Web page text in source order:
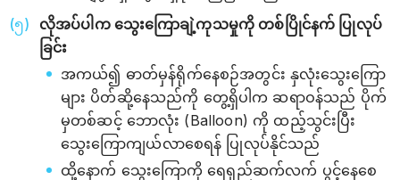
လိုအပ်ပါက သွေးကြောချဲ့ကုသမှုကို တစ်ပြိုင်နက် ပြုလုပ်
ခြင်း
အကယ်၍ ဓာတ်မှန်ရိုက်နေစဉ်အတွင်း နှလုံးသွေးကြော
များ ပိတ်ဆို့နေသည်ကို တွေ့ရှိပါက ဆရာဝန်သည် ပိုက်
မှတစ်ဆင့် ဘောလုံး (Balloon) ကို ထည့်သွင်းပြီး
သွေးကြောကျယ်လာစေရန် ပြုလုပ်နိုင်သည်
ထို့နောက် သွေးကြောကို ရေရှည်ဆက်လက် ပွင့်နေစေ